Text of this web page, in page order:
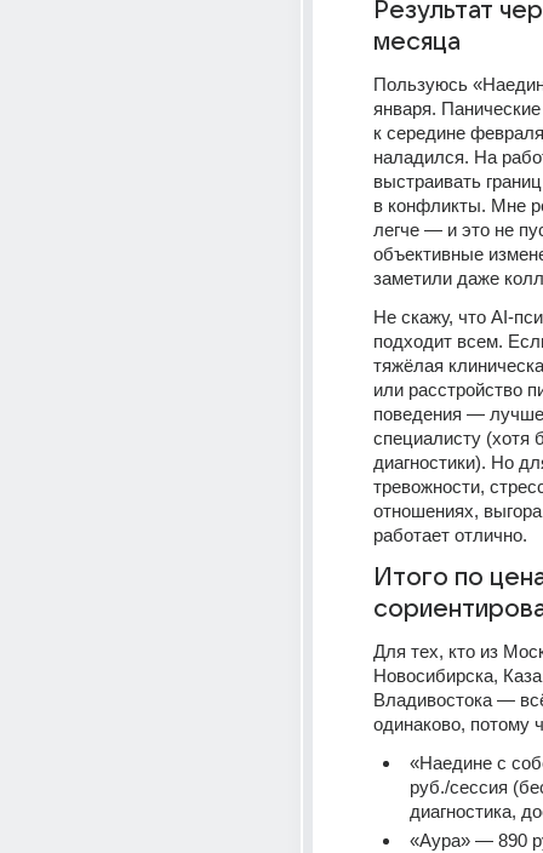
Результат
месяца
Пользуюсь
января.
к середине
наладился. На
выстраивать
в конфликты. Мне
легче — и это не
объективные
заметили даже
Не скажу, что AI-
подходит всем.
тяжёлая
или расстройство
поведения —
специалисту (хотя
диагностики). Но
тревожности,
отношениях,
работает отлично.
Итого по
Для тех, кто из
Новосибирска,
Владивостока —
одинаково, потому
«Наедине с
руб./сессия
диагностика,
«Аура» — 890